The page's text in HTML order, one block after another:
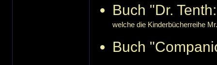
Buch "Dr.
welche die Kinderbücherreihe
Buch